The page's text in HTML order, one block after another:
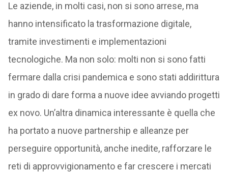
Le aziende, in molti casi, non si sono arrese, ma
hanno intensificato la trasformazione digitale,
tramite investimenti e implementazioni
tecnologiche. Ma non solo: molti non si sono fatti
fermare dalla crisi pandemica e sono stati addirittura
in grado di dare forma a nuove idee avviando progetti
ex novo. Un’altra dinamica interessante è quella che
ha portato a nuove partnership e alleanze per
perseguire opportunità, anche inedite, rafforzare le
reti di approvvigionamento e far crescere i mercati